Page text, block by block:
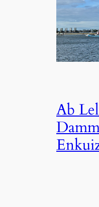
Ab